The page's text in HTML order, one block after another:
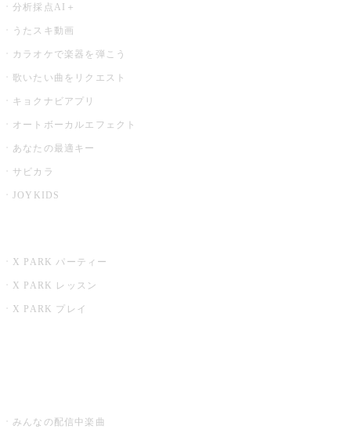
分析採点AI＋
うたスキ動画
カラオケで楽器を弾こう
歌いたい曲をリクエスト
キョクナビアプリ
オートボーカルエフェクト
あなたの最適キー
サビカラ
JOYKIDS
X PARK パーティー
X PARK レッスン
X PARK プレイ
みんなの配信中楽曲